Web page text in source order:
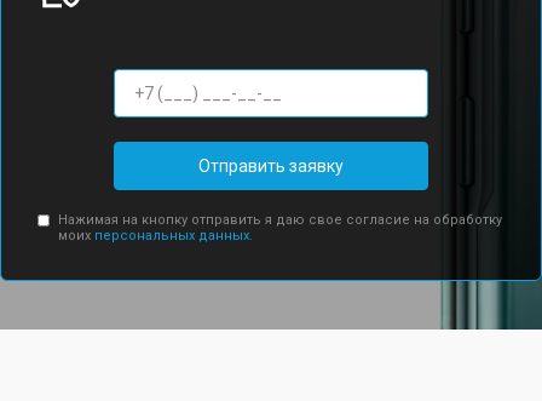
Отправить заявку
Нажимая на кнопку отправить я даю свое согласие на обработку
моих персональных данных.